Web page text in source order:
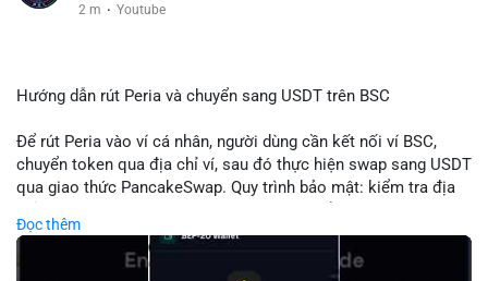
2 m · Youtube
Hướng dẫn rút Peria và chuyển sang USDT trên BSC
Để rút Peria vào ví cá nhân, người dùng cần kết nối ví BSC,
chuyển token qua địa chỉ ví, sau đó thực hiện swap sang USDT
qua giao thức PancakeSwap. Quy trình bảo mật: kiểm tra địa
điểm phù hợp. Khi hoàn thành, USDT lưu trữ an toàn trong ví
BSC, có thể chuyển sang các nền tảng khác hoặc bán. Hướng
Đọc thêm